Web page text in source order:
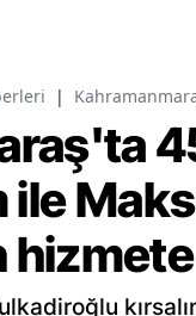
|
ile